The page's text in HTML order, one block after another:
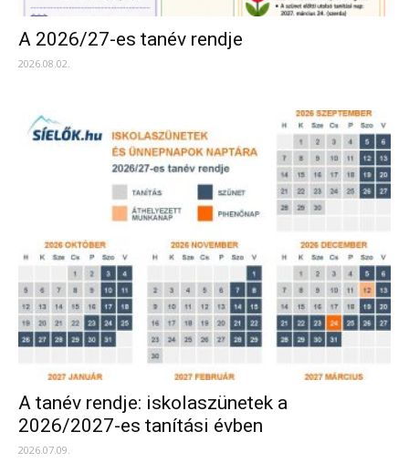
A 2026/27-es tanév rendje
2026.08.02.
A tanév rendje: iskolaszünetek a
2026/2027-es tanítási évben
2026.07.09.